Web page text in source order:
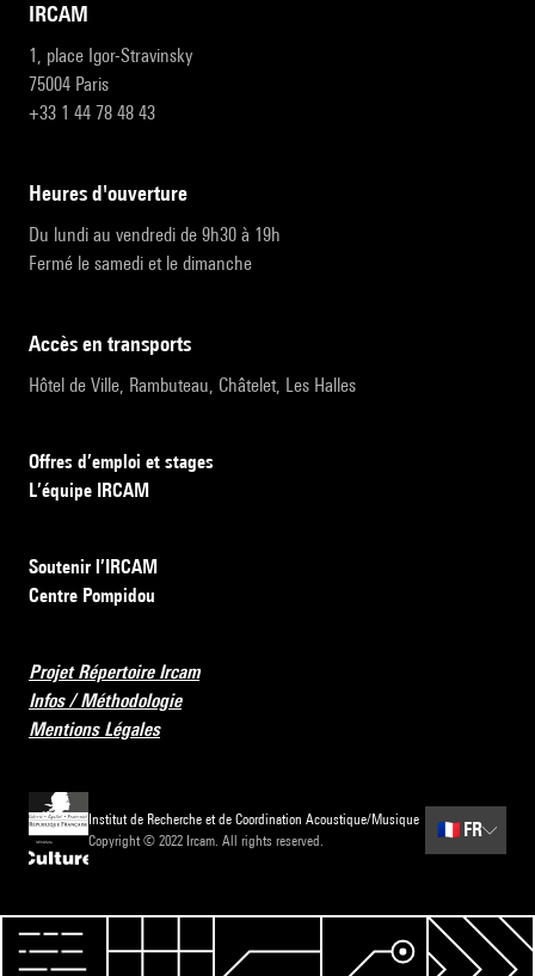
IRCAM
1, place Igor-Stravinsky
75004 Paris
+33 1 44 78 48 43
heures d'ouverture
Du lundi au vendredi de 9h30 à 19h
Fermé le samedi et le dimanche
accès en transports
Hôtel de Ville, Rambuteau, Châtelet, Les Halles
Offres d’emploi et stages
L’équipe IRCAM
Soutenir l’IRCAM
Centre Pompidou
Projet Répertoire Ircam
Infos / Méthodologie
Mentions Légales
Institut de Recherche et de Coordination Acoustique/Musique
Copyright © 2022 Ircam. All rights reserved.
🇫🇷 FR